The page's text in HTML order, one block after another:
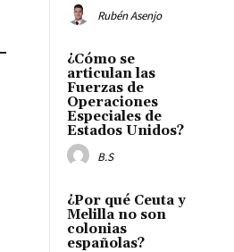
Rubén Asenjo
¿Cómo se
articulan las
Fuerzas de
Operaciones
Especiales de
Estados Unidos?
B.S
¿Por qué Ceuta y
Melilla no son
colonias
españolas?